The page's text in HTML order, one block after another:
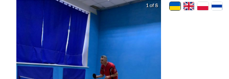
1 of 8